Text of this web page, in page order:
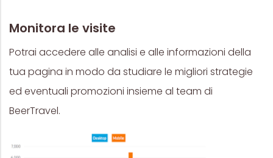
Monitora le visite
Potrai accedere alle analisi e alle informazioni della
tua pagina in modo da studiare le migliori strategie
ed eventuali promozioni insieme al team di
BeerTravel.